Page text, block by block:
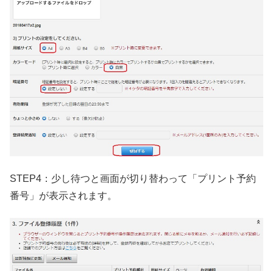
STEP4：少し待つと画面が切り替わって「プリント予約
番号」が表示されます。